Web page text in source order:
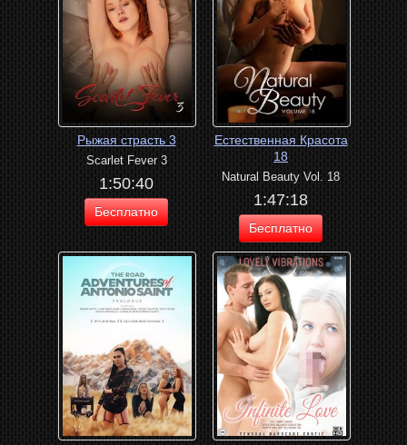
Рыжая страсть 3
Scarlet Fever 3
1:50:40
Бесплатно
Естественная Красота
18
Natural Beauty Vol. 18
1:47:18
Бесплатно